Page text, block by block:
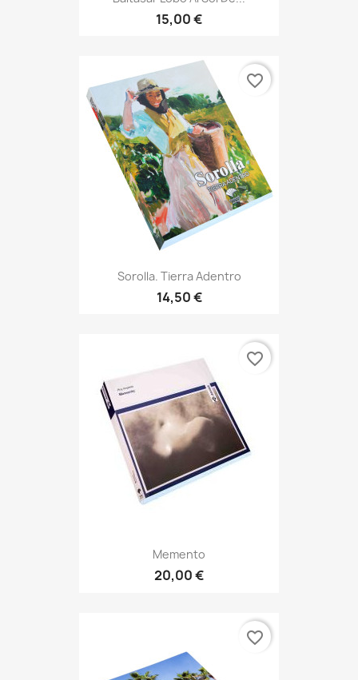
15,00 €
Sorolla. Tierra Adentro
14,50 €
favorite_border
Memento
20,00 €
favorite_border
favorite_border